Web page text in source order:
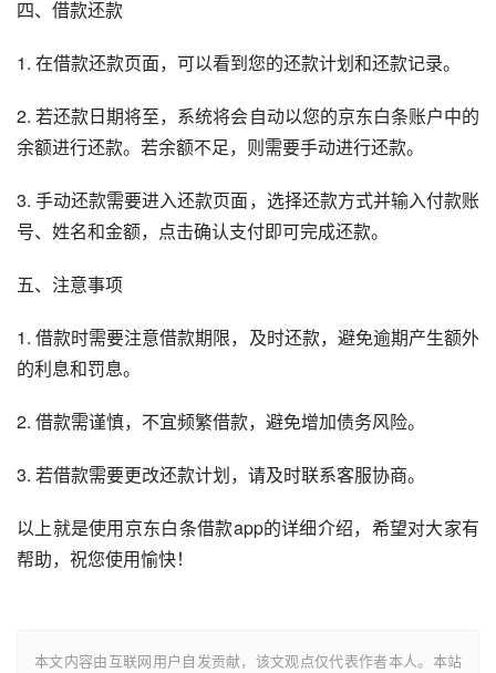
四、借款还款
1. 在借款还款页面，可以看到您的还款计划和还款记录。
2. 若还款日期将至，系统将会自动以您的京东白条账户中的
余额进行还款。若余额不足，则需要手动进行还款。
3. 手动还款需要进入还款页面，选择还款方式并输入付款账
号、姓名和金额，点击确认支付即可完成还款。
五、注意事项
1. 借款时需要注意借款期限，及时还款，避免逾期产生额外
的利息和罚息。
2. 借款需谨慎，不宜频繁借款，避免增加债务风险。
3. 若借款需要更改还款计划，请及时联系客服协商。
以上就是使用京东白条借款app的详细介绍，希望对大家有
帮助，祝您使用愉快！
本文内容由互联网用户自发贡献，该文观点仅代表作者本人。本站